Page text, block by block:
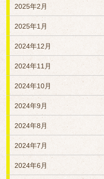
2025年2月
2025年1月
2024年12月
2024年11月
2024年10月
2024年9月
2024年8月
2024年7月
2024年6月